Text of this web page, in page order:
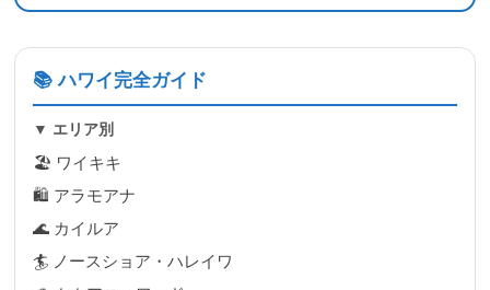
📚 ハワイ完全ガイド
▼ エリア別
🏖 ワイキキ
🛍 アラモアナ
🌊 カイルア
🏄 ノースショア・ハレイワ